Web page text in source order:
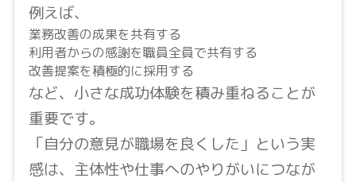
例えば、
業務改善の成果を共有する
利用者からの感謝を職員全員で共有する
改善提案を積極的に採用する
など、小さな成功体験を積み重ねることが
重要です。
「自分の意見が職場を良くした」という実
感は、主体性や仕事へのやりがいにつなが